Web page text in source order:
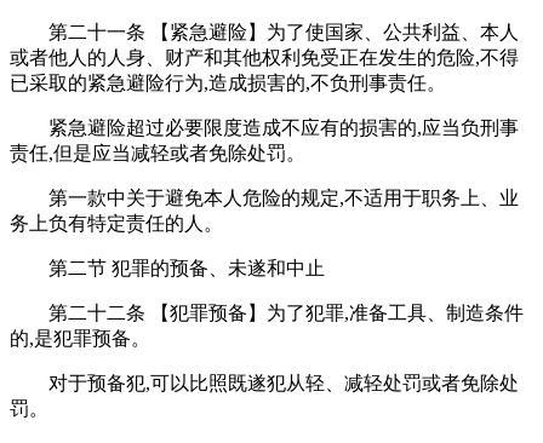
第二十一条 【紧急避险】为了使国家、公共利益、本人
或者他人的人身、财产和其他权利免受正在发生的危险,不得
已采取的紧急避险行为,造成损害的,不负刑事责任。
紧急避险超过必要限度造成不应有的损害的,应当负刑事
责任,但是应当减轻或者免除处罚。
第一款中关于避免本人危险的规定,不适用于职务上、业
务上负有特定责任的人。
第二节 犯罪的预备、未遂和中止
第二十二条 【犯罪预备】为了犯罪,准备工具、制造条件
的,是犯罪预备。
对于预备犯,可以比照既遂犯从轻、减轻处罚或者免除处
罚。